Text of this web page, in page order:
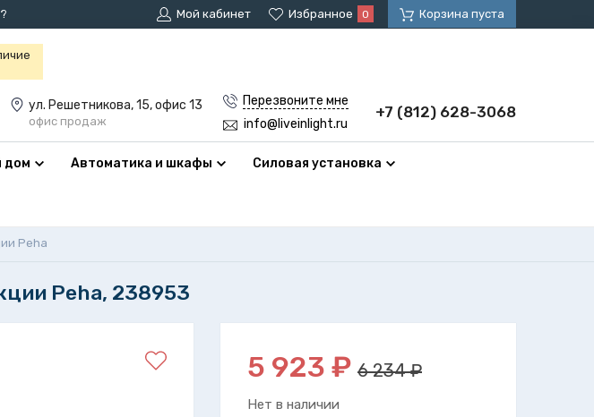
Мой кабинет Избранное 0 Корзина пуста
ул. Решетникова, 15, офис 13
офис продаж
Перезвоните мне
info@liveinlight.ru
+7 (812) 628-3068
дом Автоматика и шкафы Силовая установка
Peha
Peha, 238953
5 923 ₽ 6 234 ₽
Нет в наличии